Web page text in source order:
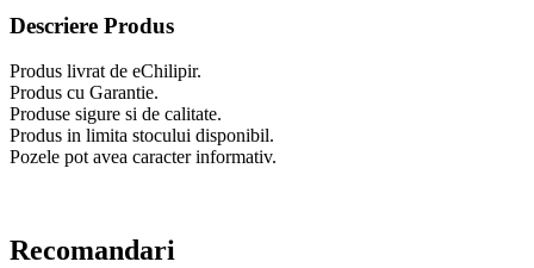
Descriere Produs
Produs livrat de eChilipir.
Produs cu Garantie.
Produse sigure si de calitate.
Produs in limita stocului disponibil.
Pozele pot avea caracter informativ.
Recomandari